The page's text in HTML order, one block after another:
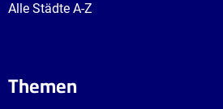
Alle Städte A-Z
Themen